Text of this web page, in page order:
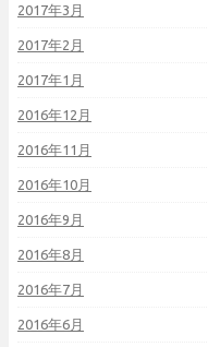
2017年3月
2017年2月
2017年1月
2016年12月
2016年11月
2016年10月
2016年9月
2016年8月
2016年7月
2016年6月